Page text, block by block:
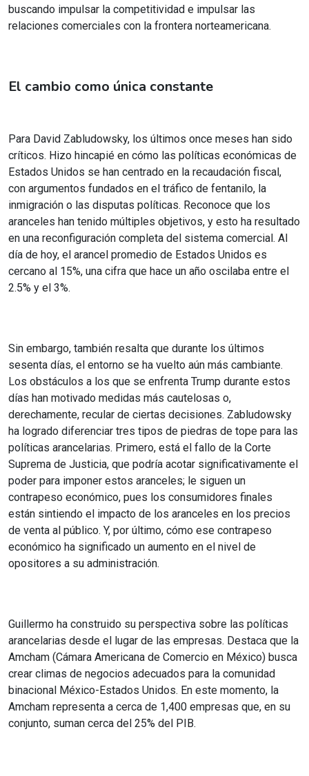
buscando impulsar la competitividad e impulsar las
relaciones comerciales con la frontera norteamericana.
El cambio como única constante
Para David Zabludowsky, los últimos once meses han sido
críticos. Hizo hincapié en cómo las políticas económicas de
Estados Unidos se han centrado en la recaudación fiscal,
con argumentos fundados en el tráfico de fentanilo, la
inmigración o las disputas políticas. Reconoce que los
aranceles han tenido múltiples objetivos, y esto ha resultado
en una reconfiguración completa del sistema comercial. Al
día de hoy, el arancel promedio de Estados Unidos es
cercano al 15%, una cifra que hace un año oscilaba entre el
2.5% y el 3%.
Sin embargo, también resalta que durante los últimos
sesenta días, el entorno se ha vuelto aún más cambiante.
Los obstáculos a los que se enfrenta Trump durante estos
días han motivado medidas más cautelosas o,
derechamente, recular de ciertas decisiones. Zabludowsky
ha logrado diferenciar tres tipos de piedras de tope para las
políticas arancelarias. Primero, está el fallo de la Corte
Suprema de Justicia, que podría acotar significativamente el
poder para imponer estos aranceles; le siguen un
contrapeso económico, pues los consumidores finales
están sintiendo el impacto de los aranceles en los precios
de venta al público. Y, por último, cómo ese contrapeso
económico ha significado un aumento en el nivel de
opositores a su administración.
Guillermo ha construido su perspectiva sobre las políticas
arancelarias desde el lugar de las empresas. Destaca que la
Amcham (Cámara Americana de Comercio en México) busca
crear climas de negocios adecuados para la comunidad
binacional México-Estados Unidos. En este momento, la
Amcham representa a cerca de 1,400 empresas que, en su
conjunto, suman cerca del 25% del PIB.